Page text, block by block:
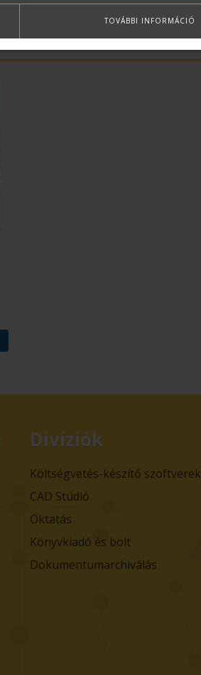
Divíziók
Költségvetés-készítő szoftverek
CAD Stúdió
Oktatás
Könyvkiadó és bolt
Dokumentumarchiválás
TOVÁBBI INFORMÁCIÓ